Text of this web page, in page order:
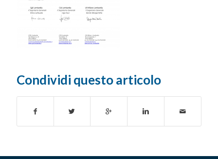
Condividi questo articolo